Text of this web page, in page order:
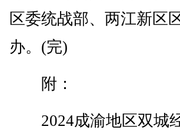
区委统战部、两江新区
办。(完)
附：
2024成渝地区双城